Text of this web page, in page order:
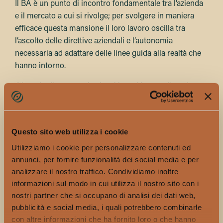
Questo sito web utilizza i cookie
Utilizziamo i cookie per personalizzare contenuti ed
annunci, per fornire funzionalità dei social media e per
analizzare il nostro traffico. Condividiamo inoltre
informazioni sul modo in cui utilizza il nostro sito con i
nostri partner che si occupano di analisi dei dati web,
pubblicità e social media, i quali potrebbero combinarle
con altre informazioni che ha fornito loro o che hanno
Il BA è un punto di incontro fondamentale tra l’azienda
e il mercato a cui si rivolge; per svolgere in maniera
efficace questa mansione il loro lavoro oscilla tra
l’ascolto delle direttive aziendali e l’autonomia
necessaria ad adattare delle linee guida alla realtà che
hanno intorno.
molto dall’azienda per cui si opera. In generale, più il
brand è globale e strutturato, più le linee guida sono
globale di marketing che si occupa sia dell’on trade che
dell’off trade. Loro definiscono le brand guidelines
generali, queste sono la cornice per l’identità e il
posizionamento del prodotto, e vanno comunque
sempre adattate al contesto di riferimento.
In più, ho la possibilità di sviluppare progetti nuovi,
talvolta sperimentali, pensati su misura per un